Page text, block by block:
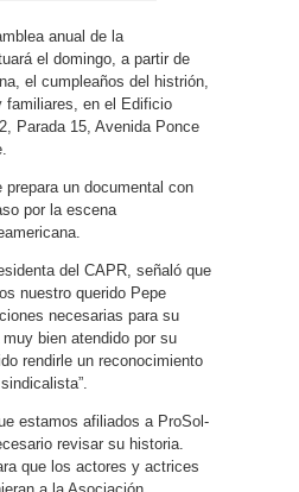
anual de la
el domingo, a partir de
el cumpleaños del histrión,
familiares, en el Edificio
Parada 15, Avenida Ponce
prepara un documental con
por la escena
del CAPR, señaló que
nuestro querido Pepe
necesarias para su
bien atendido por su
rendirle un reconocimiento
estamos afiliados a ProSol-
revisar su historia.
que los actores y actrices